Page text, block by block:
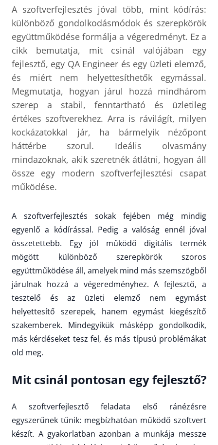
A szoftverfejlesztés jóval több, mint kódírás:
különböző gondolkodásmódok és szerepkörök
együttműködése formálja a végeredményt. Ez a
cikk bemutatja, mit csinál valójában egy
fejlesztő, egy QA Engineer és egy üzleti elemző,
és miért nem helyettesíthetők egymással.
Megmutatja, hogyan járul hozzá mindhárom
szerep a stabil, fenntartható és üzletileg
értékes szoftverekhez. Arra is rávilágít, milyen
kockázatokkal jár, ha bármelyik nézőpont
háttérbe szorul. Ideális olvasmány
mindazoknak, akik szeretnék átlátni, hogyan áll
össze egy modern szoftverfejlesztési csapat
működése.
A szoftverfejlesztés sokak fejében még mindig
egyenlő a kódírással. Pedig a valóság ennél jóval
összetettebb. Egy jól működő digitális termék
mögött különböző szerepkörök szoros
együttműködése áll, amelyek mind más szemszögből
járulnak hozzá a végeredményhez. A fejlesztő, a
tesztelő és az üzleti elemző nem egymást
helyettesítő szerepek, hanem egymást kiegészítő
szakemberek. Mindegyikük másképp gondolkodik,
más kérdéseket tesz fel, és más típusú problémákat
old meg.
Mit csinál pontosan egy fejlesztő?
A szoftverfejlesztő feladata első ránézésre
egyszerűnek tűnik: megbízhatóan működő szoftvert
készít. A gyakorlatban azonban a munkája messze